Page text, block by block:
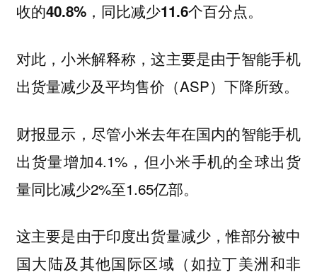
收的40.8%，同比减少11.6个百分点。
对此，小米解释称，这主要是由于智能手机
出货量减少及平均售价（ASP）下降所致。
财报显示，尽管小米去年在国内的智能手机
出货量增加4.1%，但小米手机的全球出货
量同比减少2%至1.65亿部。
这主要是由于印度出货量减少，惟部分被中
国大陆及其他国际区域（如拉丁美洲和非